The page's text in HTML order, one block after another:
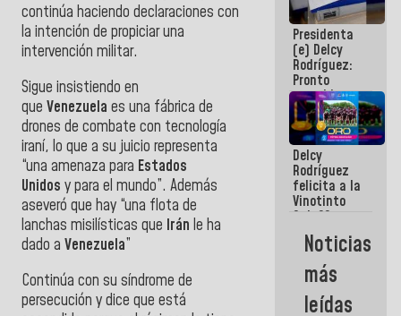
continúa haciendo declaraciones con
la intención de propiciar una
intervención militar.
Sigue insistiendo en
que Venezuela es una fábrica de
drones de combate con tecnología
iraní, lo que a su juicio representa
“una amenaza para Estados
Unidos y para el mundo”. Además
aseveró que hay “una flota de
lanchas misilísticas que Irán le ha
dado a Venezuela”
Continúa con su síndrome de
persecución y dice que está
Marcano por
hacer
historia en
los
Centroamericanos
Presidenta
(e) Delcy
Rodríguez:
Pronto
restableceremos
las
operaciones
en el
Aeropuerto
Internacional
de
Maiquetía
Delcy
Rodríguez
felicita a la
Vinotinto
Sub 20
campeona
frente
México Sub
23 en los
Centroamericanos
Noticias
más
leídas